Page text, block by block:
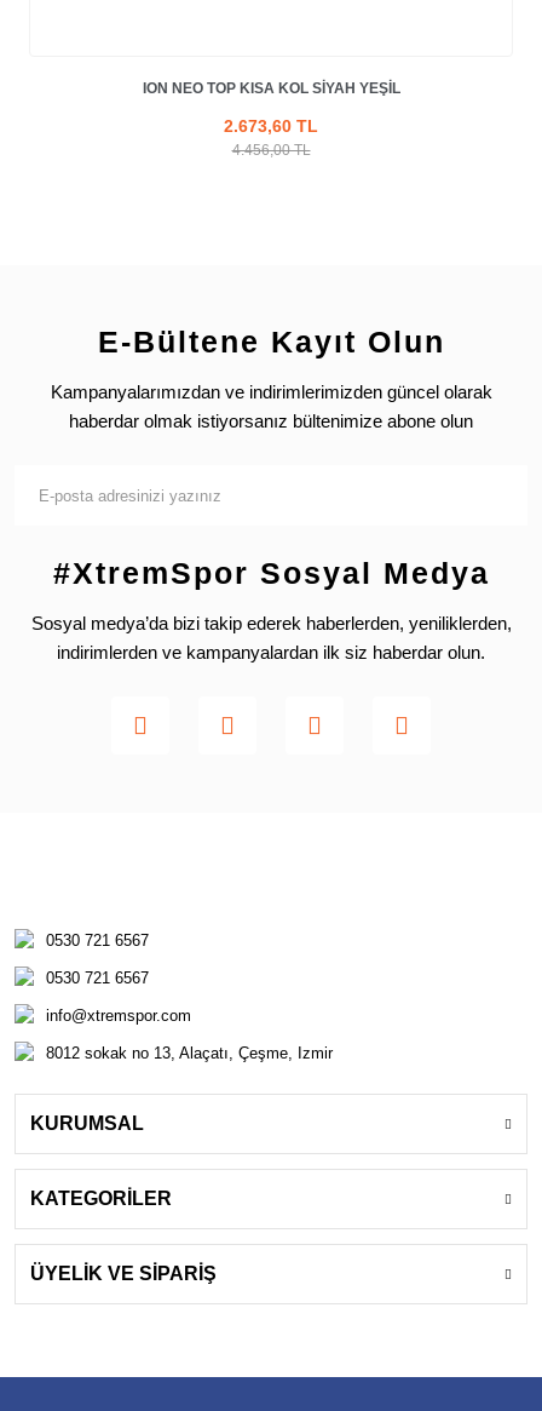
ION NEO TOP KISA KOL SIYAH YEŞIL
2.673,60 TL
4.456,00 TL
E-Bültene Kayıt Olun
Kampanyalarımızdan ve indirimlerimizden güncel olarak
haberdar olmak istiyorsanız bültenimize abone olun
#XtremSpor Sosyal Medya
Sosyal medya’da bizi takip ederek haberlerden, yeniliklerden,
indirimlerden ve kampanyalardan ilk siz haberdar olun.
0530 721 6567
0530 721 6567
info@xtremspor.com
8012 sokak no 13, Alaçatı, Çeşme, Izmir
KURUMSAL
KATEGORİLER
ÜYELİK VE SİPARİŞ